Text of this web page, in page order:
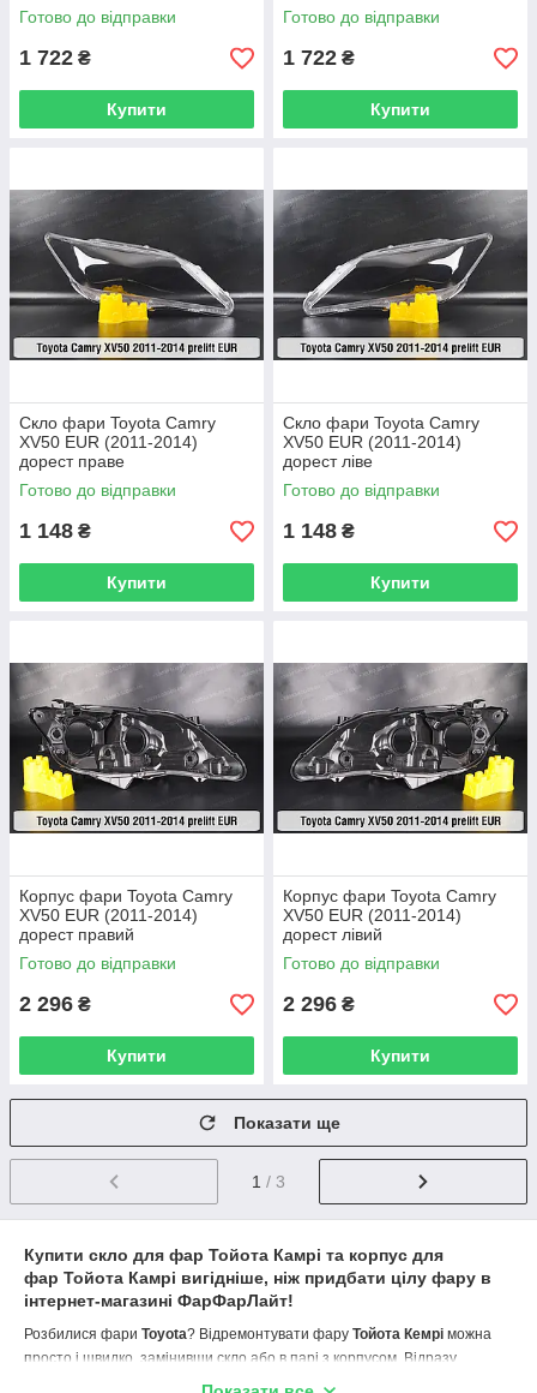
Готово до відправки
1 722 ₴
Купити
Готово до відправки
1 722 ₴
Купити
Скло фари Toyota Camry
XV50 EUR (2011-2014)
дорест праве
Готово до відправки
1 148 ₴
Купити
Скло фари Toyota Camry
XV50 EUR (2011-2014)
дорест ліве
Готово до відправки
1 148 ₴
Купити
Корпус фари Toyota Camry
XV50 EUR (2011-2014)
дорест правий
Готово до відправки
2 296 ₴
Купити
Корпус фари Toyota Camry
XV50 EUR (2011-2014)
дорест лівий
Готово до відправки
2 296 ₴
Купити
Показати ще
1 / 3
Купити скло для фар Тойота Камрі та корпус для
фар Тойота Камрі вигідніше, ніж придбати цілу фару в
інтернет-магазині ФарФарЛайт!
Розбилися фари Toyota? Відремонтувати фару Тойота Кемрі можна
просто і швидко, замінивши скло або в парі з корпусом. Відразу
звертайтеся за телефонами на